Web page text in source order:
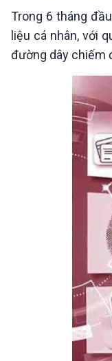
Chuyển đổi Xanh
Tài nguyên và Môi
Chuyên gia của bạn
Xã hội chuyển động
Bước chân đến
VOV1 đặc biệt
Thanh âm ký sự
Chân dung cuộc
Các chương trình
Trong 6 tháng
liệu cá nhân, với
đường dây chiếm